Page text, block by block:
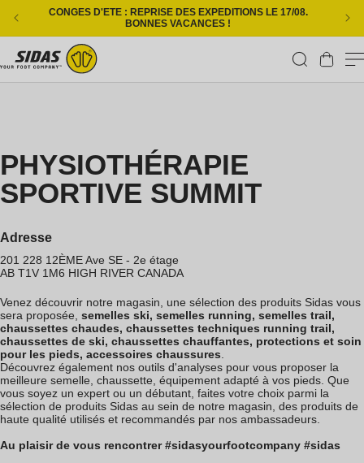
Ignorer et passer au contenu
CONGES D'ETE : REPRISE DES EXPEDITIONS LE 17/08.
BONNES VACANCES !
Panier
PHYSIOTHÉRAPIE
SPORTIVE SUMMIT
Adresse
201 228 12ÈME Ave SE - 2e étage
AB T1V 1M6 HIGH RIVER CANADA
Venez découvrir notre magasin, une sélection des produits Sidas vous
sera proposée, semelles ski, semelles running, semelles trail,
chaussettes chaudes, chaussettes techniques running trail,
chaussettes de ski, chaussettes chauffantes, protections et soin
pour les pieds, accessoires chaussures.
Découvrez également nos outils d'analyses pour vous proposer la
meilleure semelle, chaussette, équipement adapté à vos pieds. Que
vous soyez un expert ou un débutant, faites votre choix parmi la
sélection de produits Sidas au sein de notre magasin, des produits de
haute qualité utilisés et recommandés par nos ambassadeurs.
Au plaisir de vous rencontrer #sidasyourfootcompany #sidas